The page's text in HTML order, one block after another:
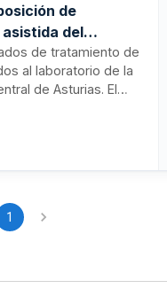
de
del
de tratamiento de
al laboratorio de la
de Asturias. El
La
Servicio de Salud
1